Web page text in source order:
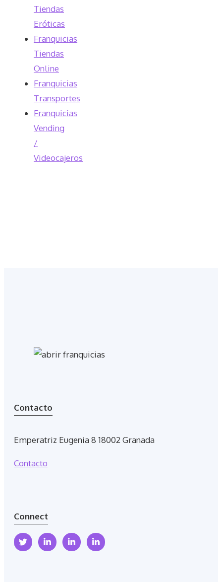
Tiendas
Eróticas
Franquicias
Tiendas
Online
Franquicias
Transportes
Franquicias
Vending
/
Videocajeros
Contacto
Emperatriz Eugenia 8 18002 Granada
Contacto
Connect